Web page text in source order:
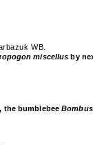
WB.
miscellus by
the bumblebee